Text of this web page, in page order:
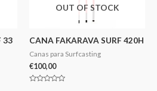
33
OUT OF STOCK
CANA FAKARAVA SURF 420H
Canas para Surfcasting
€100,00